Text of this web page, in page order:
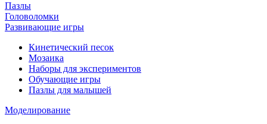
Пазлы
Головоломки
Развивающие игры
Кинетический песок
Мозаика
Наборы для экспериментов
Обучающие игры
Пазлы для малышей
Моделирование